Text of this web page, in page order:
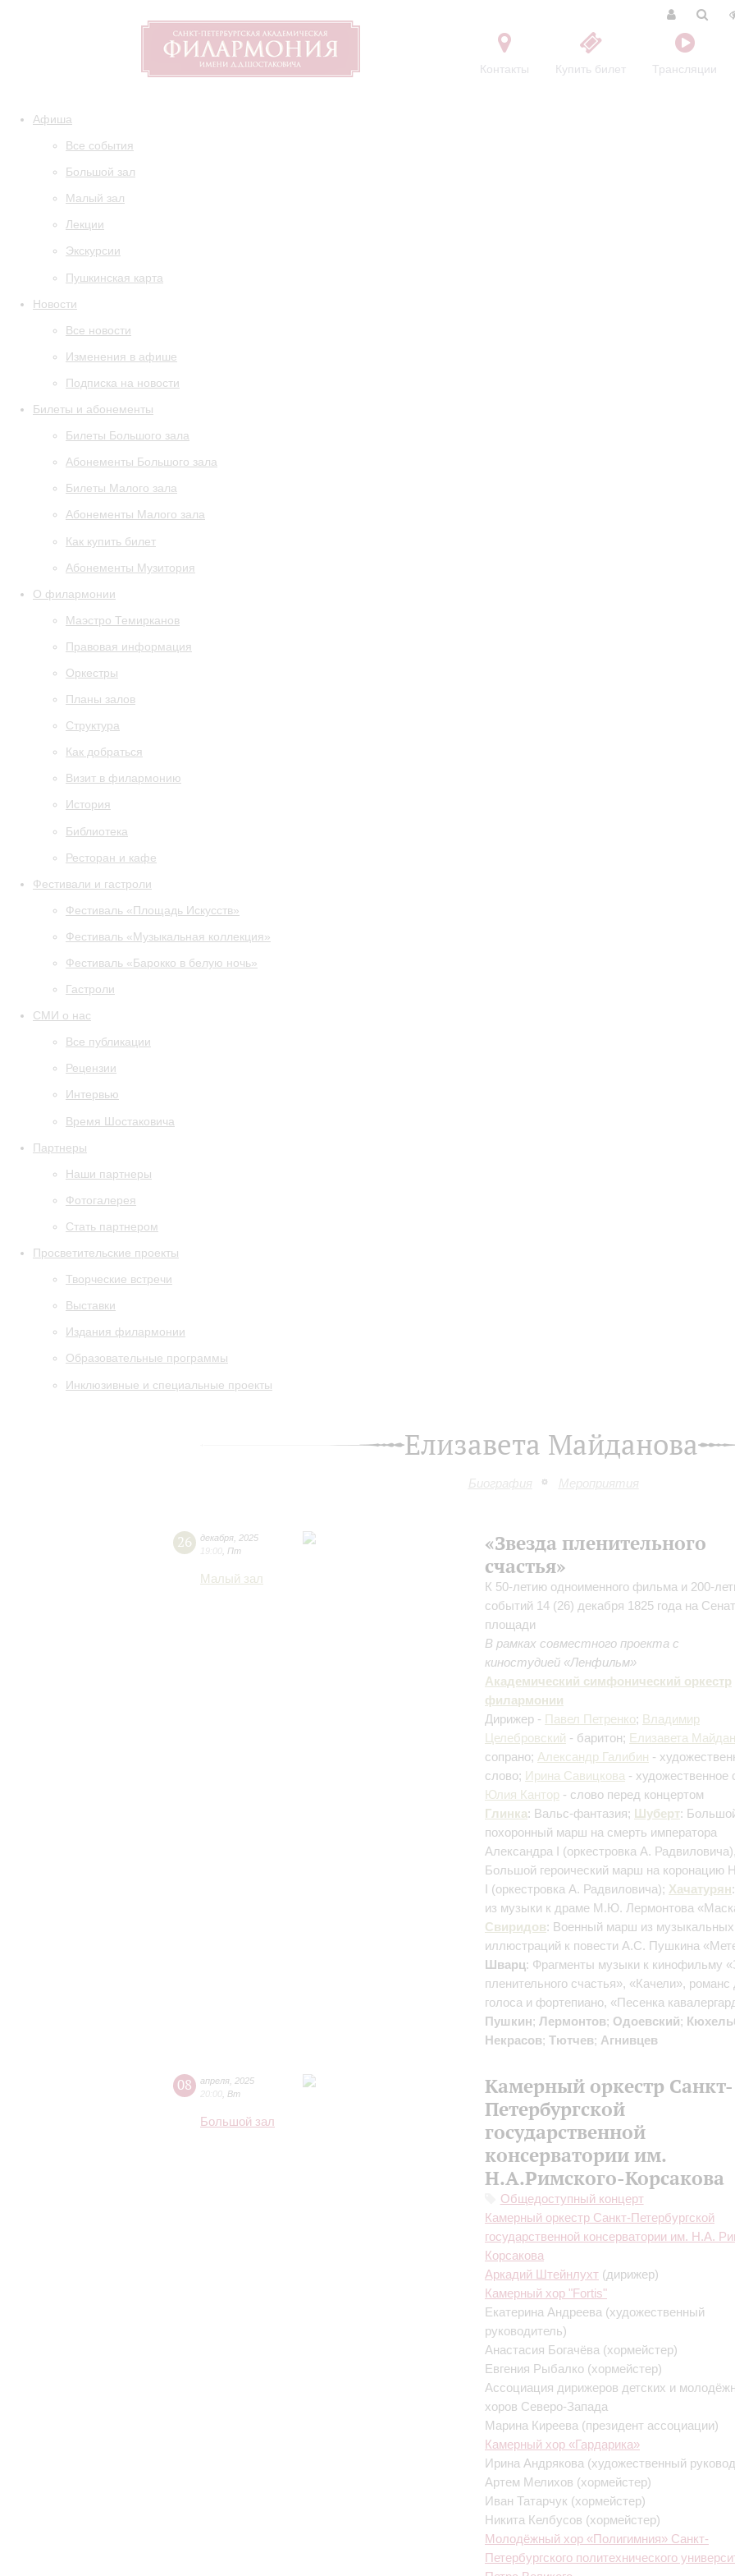
Контакты Купить билет Трансляции
Афиша
Все события
Большой зал
Малый зал
Лекции
Экскурсии
Пушкинская карта
Новости
Все новости
Изменения в афише
Подписка на новости
Билеты и абонементы
Билеты Большого зала
Абонементы Большого зала
Билеты Малого зала
Абонементы Малого зала
Как купить билет
Абонементы Музитория
О филармонии
Маэстро Темирканов
Правовая информация
Оркестры
Планы залов
Структура
Как добраться
Визит в филармонию
История
Библиотека
Ресторан и кафе
Фестивали и гастроли
Фестиваль «Площадь Искусств»
Фестиваль «Музыкальная коллекция»
Фестиваль «Барокко в белую ночь»
Гастроли
СМИ о нас
Все публикации
Рецензии
Интервью
Время Шостаковича
Партнеры
Наши партнеры
Фотогалерея
Стать партнером
Просветительские проекты
Творческие встречи
Выставки
Издания филармонии
Образовательные программы
Инклюзивные и специальные проекты
Елизавета Майданова
Биография Мероприятия
26 декабря 2025
19:00 Пт
Малый зал
«Звезда пленительного
счастья»
К 50-летию одноименного фильма и 200-
событий 14 (26) декабря 1825 года на
площади
В рамках совместного проекта с
киностудией «Ленфильм»
Академический симфонический оркестр
филармонии
Дирижер - Павел Петренко; Владимир
Целебровский - баритон; Елизавета
сопрано; Александр Галибин -
слово; Ирина Савицкова - художественное
Юлия Кантор - слово перед концертом
Глинка: Вальс-фантазия; Шуберт:
похоронный марш на смерть императора
Александра I (оркестровка А. Радвиловича),
Большой героический марш на коронацию
I (оркестровка А. Радвиловича); Хачатурян
из музыки к драме М.Ю. Лермонтова
Свиридов: Военный марш из музыкальных
иллюстраций к повести А.С. Пушкина
Шварц: Фрагменты музыки к кинофильму
пленительного счастья», «Качели», романс
голоса и фортепиано, «Песенка
Пушкин; Лермонтов; Одоевский;
Некрасов; Тютчев; Агнивцев
08 апреля 2025
20:00 Вт
Большой зал
Камерный оркестр Санкт-
Петербургской
государственной
консерватории им.
Н.А.Римского-Корсакова
Общедоступный концерт
Камерный оркестр Санкт-Петербургской
государственной консерватории им. Н.А.
Корсакова
Аркадий Штейнлухт (дирижер)
Камерный хор "Fortis"
Екатерина Андреева (художественный
руководитель)
Анастасия Богачёва (хормейстер)
Евгения Рыбалко (хормейстер)
Ассоциация дирижеров детских и
хоров Северо-Запада
Марина Киреева (президент ассоциации)
Камерный хор «Гардарика»
Ирина Андрякова (художественный
Артем Мелихов (хормейстер)
Иван Татарчук (хормейстер)
Никита Келбусов (хормейстер)
Молодёжный хор «Полигимния» Санкт-
Петербургского политехнического